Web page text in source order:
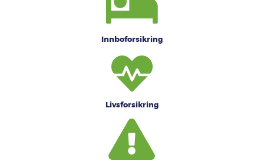
Innboforsikring
Livsforsikring